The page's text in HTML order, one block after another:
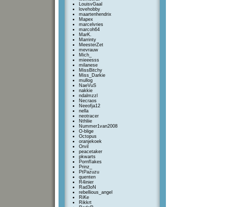
LouisvGaal
lovehobby
maartenhendrix
Mapex
marcelvries
marcoh64
MarK.
Marrinty
MeesterZet
mevrauw
Mich_
mieeesss
milanese
MissBitchy
Miss_Darkie
mullog
NaeVuS
nakkie
ndalmzzl
Necraos
Neeofja12
nella
neotracer
Nthliie
Nummer1van2008
O-blige
Octopus
oranjekoek
Orvil
peacetaker
pkwarts
PornfIakes
Prinz_
PtPazuzu
quenten
R4inier
Rad3oN
rebellious_angel
RiKe
Rikkrt